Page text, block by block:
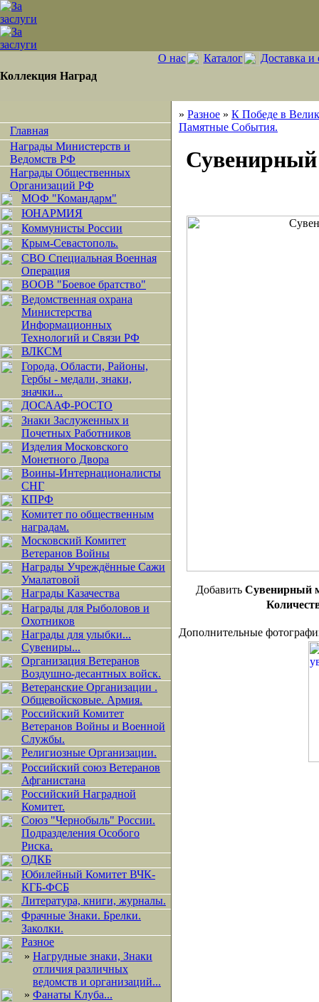
Коллекция Наград
О нас Каталог Доставка и
Главная
Награды Министерств и
Ведомств РФ
Награды Общественных
Организаций РФ
МОФ "Командарм"
ЮНАРМИЯ
Коммунисты России
Крым-Севастополь.
СВО Специальная Военная
Операция
ВООВ "Боевое братство"
Ведомственная охрана
Министерства
Информационных
Технологий и Связи РФ
ВЛКСМ
Города, Области, Районы,
Гербы - медали, знаки,
значки...
ДОСААФ-РОСТО
Знаки Заслуженных и
Почетных Работников
Изделия Московского
Монетного Двора
Воины-Интернационалисты
СНГ
КПРФ
Комитет по общественным
наградам.
Московский Комитет
Ветеранов Войны
Награды Учреждённые Сажи
Умалатовой
Награды Казачества
Награды для Рыболовов и
Охотников
Награды для улыбки...
Сувениры...
Организация Ветеранов
Воздушно-десантных войск.
Ветеранские Организации .
Общевойсковые. Армия.
Российский Комитет
Ветеранов Войны и Военной
Службы.
Религиозные Организации.
Российский союз Ветеранов
Афганистана
Российский Наградной
Комитет.
Союз "Чернобыль" России.
Подразделения Особого
Риска.
ОДКБ
Юбилейный Комитет ВЧК-
КГБ-ФСБ
Литература, книги, журналы.
Фрачные Знаки. Брелки.
Заколки.
Разное
» Нагрудные знаки, Знаки
отличия различных
ведомств и организаций...
» Фанаты Клуба...
» Разное » К Победе в
Памятные События.
Добавить Сувенирный
Дополнительные